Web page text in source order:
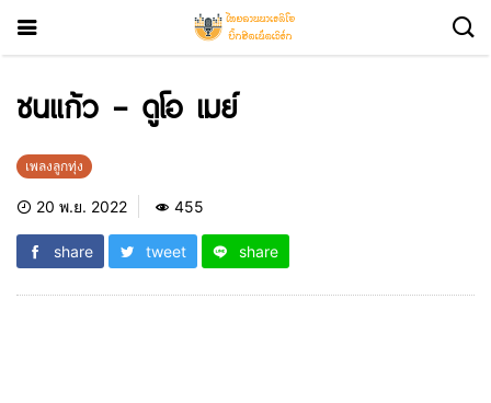
ชนแก้ว – ดูโอ เมย์
เพลงลูกทุ่ง
20 พ.ย. 2022 455
share tweet share